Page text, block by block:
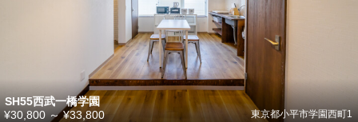
SH55西武一橋学園
東京都小平市学園西町1
¥30,800 ～¥33,800